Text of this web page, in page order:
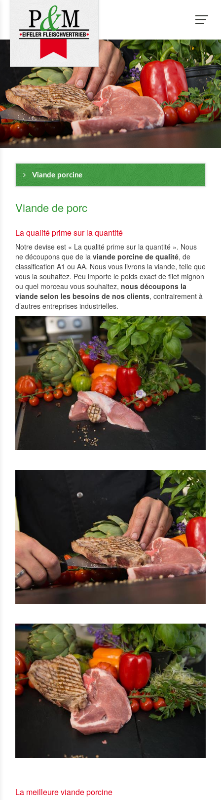
Viande porcine
Viande de porc
La qualité prime sur la quantité
Notre devise est « La qualité prime sur la quantité ». Nous
ne découpons que de la viande porcine de qualité, de
classification A1 ou AA. Nous vous livrons la viande, telle que
vous la souhaitez. Peu importe le poids exact de filet mignon
ou quel morceau vous souhaitez, nous découpons la
viande selon les besoins de nos clients, contrairement à
d’autres entreprises industrielles.
La meilleure viande porcine